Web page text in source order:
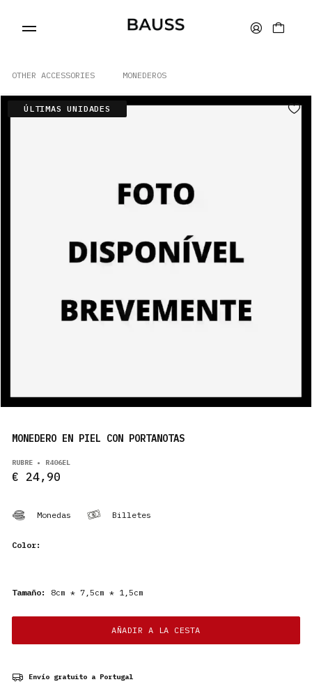
BOLSOS
OTHER ACCESSORIES MONEDEROS
ÚLTIMAS UNIDADES
MONEDERO EN PIEL CON PORTANOTAS
RUBRE • R406EL
€ 24,90
Monedas Billetes
Color:
Tamaño: 8cm * 7,5cm * 1,5cm
AÑADIR A LA CESTA
Envío gratuito a Portugal